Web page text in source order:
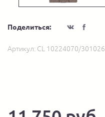
Поделиться:
Артикул: CL 10224070/301026